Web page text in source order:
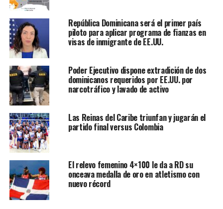
República Dominicana será el primer país
piloto para aplicar programa de fianzas en
visas de inmigrante de EE.UU.
Poder Ejecutivo dispone extradición de dos
dominicanos requeridos por EE.UU. por
narcotráfico y lavado de activo
Las Reinas del Caribe triunfan y jugarán el
partido final versus Colombia
El relevo femenino 4×100 le da a RD su
onceava medalla de oro en atletismo con
nuevo récord